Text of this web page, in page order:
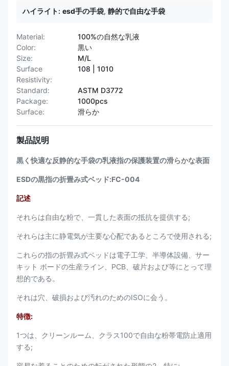
ハイライト: esd手の手袋, 静的で自由な手袋
Material:
100%の自然な乳液
Color:
黒い
Size:
M/L
Surface
Resistivity:
108 | 1010
Standard:
ASTM D3772
Package:
1000pcs
Surface:
滑らか
製品説明
黒く快適な反静的な手袋の乳液指の保護装置の滑らかな表面
ESDの黒指の折畳み式ベッド:FC-004
記述
それらは自由な粉で、一貫した表面の抵抗を提供する;
それらは主に静電気が主要な心配であるところで使用される;
これらの指の折畳み式ベッドは電子工学、半導体設備、サー
キット ボードの生産ライン、PCB、破片および等にとって理
想的である。
それは穴、破損および汚れのためのISOに会う。
特徴:
1つは、クリーンルーム、クラス100で自由な粉帯電防止適用
する;